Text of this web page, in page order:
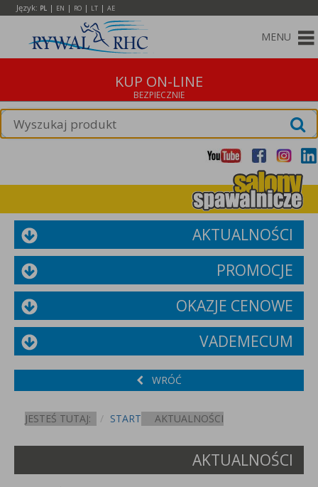
Język: PL | EN | RO | LT | AE
MENU
KUP ON-LINE
AKTUALNOŚCI
PROMOCJE
OKAZJE CENOWE
VADEMECUM
WRÓĆ
JESTEŚ TUTAJ: START AKTUALNOŚCI
AKTUALNOŚCI